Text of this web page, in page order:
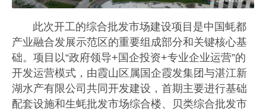
此次开工的综合批发市场建设项目是中国蚝都
产业融合发展示范区的重要组成部分和关键核心基
础。项目以“政府领导+国企投资+专业企业运营”的
开发运营模式，由霞山区属国企霞发集团与湛江新
湖水产有限公司共同开发建设，首期主要进行基础
配套设施和生蚝批发市场综合楼、贝类综合批发市